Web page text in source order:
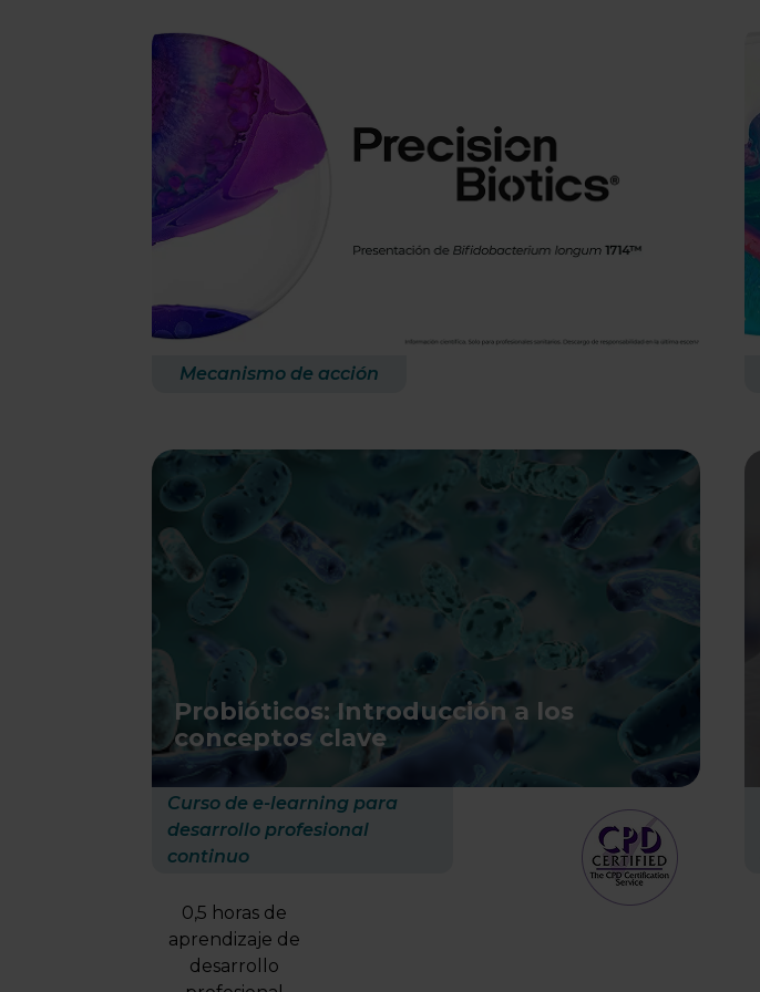
Mecanismo de acción
Probióticos: Introducción a los
conceptos clave
Curso de e-learning para
desarrollo profesional
continuo
0,5 horas de
aprendizaje de
desarrollo